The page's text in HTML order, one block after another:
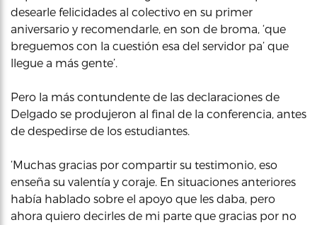
desearle felicidades al colectivo en su primer
aniversario y recomendarle, en son de broma, ‘que
breguemos con la cuestión esa del servidor pa’ que
llegue a más gente’.
Pero la más contundente de las declaraciones de
Delgado se produjeron al final de la conferencia, antes
de despedirse de los estudiantes.
‘Muchas gracias por compartir su testimonio, eso
enseña su valentía y coraje. En situaciones anteriores
había hablado sobre el apoyo que les daba, pero
ahora quiero decirles de mi parte que gracias por no